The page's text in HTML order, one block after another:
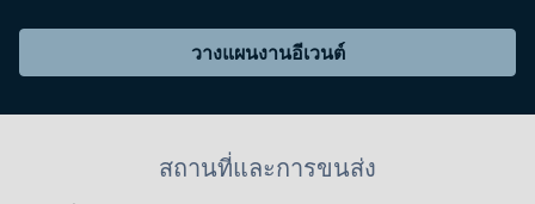
วางแผนงานอีเวนต์
สถานที่และการขนส่ง